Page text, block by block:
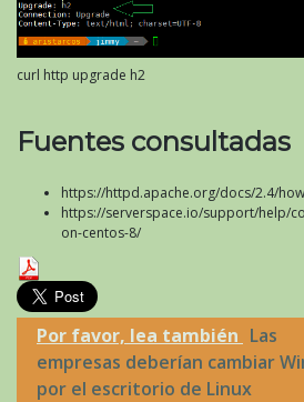
curl http upgrade h2
Fuentes consultadas
https://httpd.apache.org/docs/2.4/
https://serverspace.io/support/help/
on-centos-8/
Por favor, lea también Las
empresas deberían cambiar
por el escritorio de Linux